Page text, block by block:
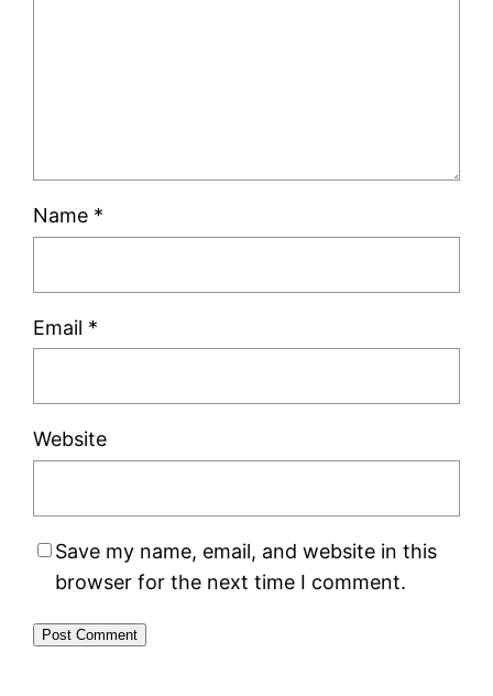
Name *
Email *
Website
Save my name, email, and website in this
browser for the next time I comment.